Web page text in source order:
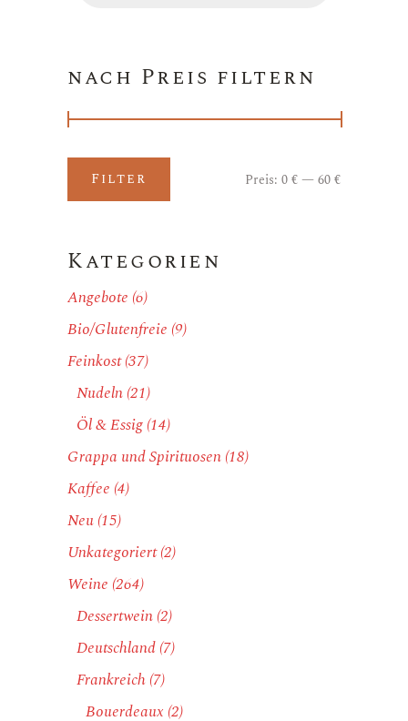
nach Preis filtern
Min.
Preis
Max.
Preis
Filter Preis: 0 €—60 €
Kategorien
Angebote (6)
Bio/Glutenfreie (9)
Feinkost(37)
Nudeln(21)
Öl & Essig(14)
Grappa und Spirituosen(18)
Kaffee (4)
Neu(15)
Unkategoriert(2)
Weine (264)
Dessertwein(2)
Deutschland(7)
Frankreich(7)
Bouerdeaux (2)